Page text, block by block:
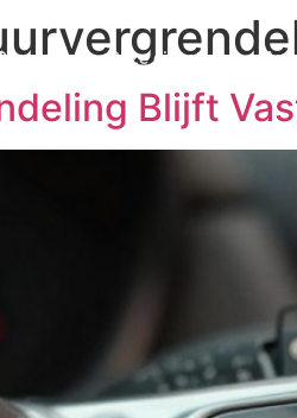
ons Onze diensten
Blijft